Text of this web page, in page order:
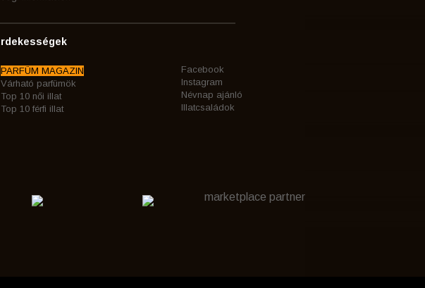
PARFÜM MAGAZIN
Várható parfümök
Top 10 női illat
Top 10 férfi illat
Facebook
Instagram
Névnap ajánló
Illatcsaládok
marketplace partner